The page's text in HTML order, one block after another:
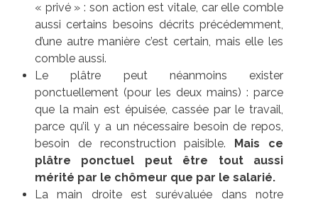
« privé » : son action est vitale, car elle comble
aussi certains besoins décrits précédemment,
d’une autre manière c’est certain, mais elle les
comble aussi.
Le plâtre peut néanmoins exister
ponctuellement (pour les deux mains) : parce
que la main est épuisée, cassée par le travail,
parce qu’il y a un nécessaire besoin de repos,
besoin de reconstruction paisible.
Mais ce
plâtre ponctuel peut être tout aussi
mérité par le chômeur que par le salarié.
La main droite est surévaluée dans notre